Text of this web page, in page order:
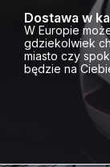
Dostawa w
W Europie
gdziekolwiek
miasto czy
będzie na